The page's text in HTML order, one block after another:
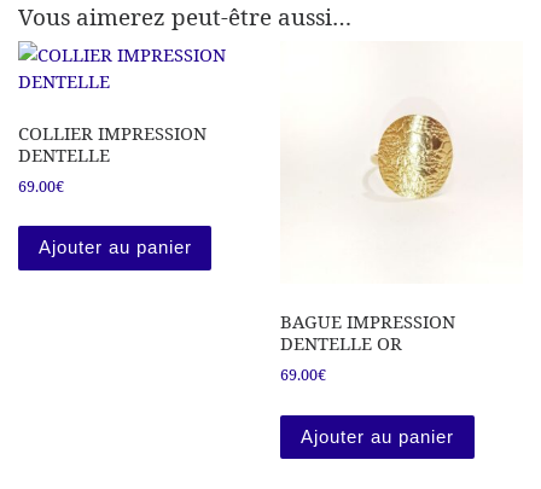
Vous aimerez peut-être aussi…
COLLIER IMPRESSION
DENTELLE
69.00€
Ajouter au panier
BAGUE IMPRESSION
DENTELLE OR
69.00€
Ajouter au panier